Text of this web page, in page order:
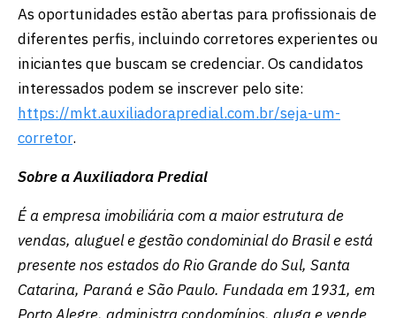
As oportunidades estão abertas para profissionais de
diferentes perfis, incluindo corretores experientes ou
iniciantes que buscam se credenciar. Os candidatos
interessados podem se inscrever pelo site:
https://mkt.auxiliadorapredial.com.br/seja-um-
corretor.
Sobre a Auxiliadora Predial
É a empresa imobiliária com a maior estrutura de
vendas, aluguel e gestão condominial do Brasil e está
presente nos estados do Rio Grande do Sul, Santa
Catarina, Paraná e São Paulo. Fundada em 1931, em